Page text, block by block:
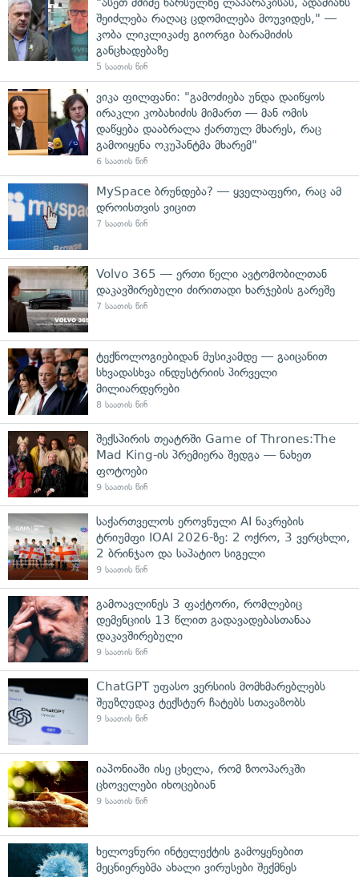
შეიძლება რაღაც ცდომილება მოუვიდეს," —
კობა ლიკლიკაძე გიორგი ბარამიძის
განცხადებაზე
5 საათის წინ
ვიკა ფილფანი: "გამოძიება უნდა დაიწყოს
ირაკლი კობახიძის მიმართ — მან ომის
დაწყება დააბრალა ქართულ მხარეს, რაც
გამოიყენა ოკუპანტმა მხარემ"
6 საათის წინ
MySpace ბრუნდება? — ყველაფერი, რაც ამ
დროისთვის ვიცით
7 საათის წინ
Volvo 365 — ერთი წელი ავტომობილთან
დაკავშირებული ძირითადი ხარჯების გარეშე
7 საათის წინ
ტექნოლოგიებიდან მუსიკამდე — გაიცანით
სხვადასხვა ინდუსტრიის პირველი
მილიარდერები
8 საათის წინ
შექსპირის თეატრში Game of Thrones:The
Mad King-ის პრემიერა შედგა — ნახეთ
ფოტოები
9 საათის წინ
საქართველოს ეროვნული AI ნაკრების
ტრიუმფი IOAI 2026-ზე: 2 ოქრო, 3 ვერცხლი,
2 ბრინჯაო და საპატიო სიგელი
9 საათის წინ
გამოავლინეს 3 ფაქტორი, რომლებიც
დემენციის 13 წლით გადავადებასთანაა
დაკავშირებული
9 საათის წინ
ChatGPT უფასო ვერსიის მომხმარებლებს
შეუზღუდავ ტექსტურ ჩატებს სთავაზობს
9 საათის წინ
იაპონიაში ისე ცხელა, რომ ზოოპარკში
ცხოველები იხოცებიან
9 საათის წინ
ხელოვნური ინტელექტის გამოყენებით
მეცნიერებმა ახალი ვირუსები შექმნეს